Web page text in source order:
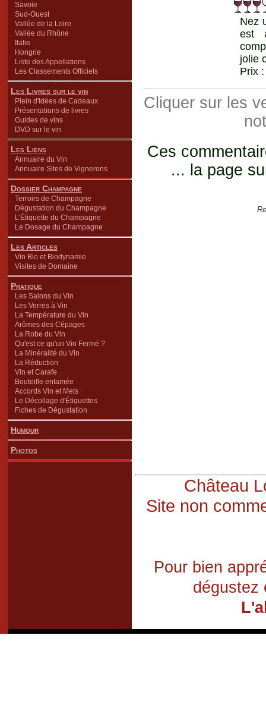
Savoie
Sud-Ouest
Vallée de la Loire
Vallée du Rhône
Italie
Hongrie
Liste des Appellations
Les Classements Officiels
Les Livres sur le vin
Plein d'Idées de Cadeaux
Présentations de livres
Guides de vins
DVD sur le vin
Les Liens
Annuaire du Vin
Annuaire Sites de Vignerons
Dossier Champagne
Terroirs de Champagne
Dégustation du Champagne
L'Étiquette du Champagne
Le Dosage du Champagne
Les Articles
Vin Bio et Biodynamie
Visites de Domaine
Pratique
Les Salons du Vin
Les Verres à Vin
La Température du Vin
Arômes des Cépages
La Robe du Vin
Qu'est ce qu'un Vin Fermé ?
La Minéralité du Vin
La Réduction
Vin et Carafe
Bouteille entamée
Accords Vin et Mets
Le Décollage d'Étiquettes
Fiches de Dégustation
Humour
Photos
Nez
est
jolie
Prix
Cliquer sur les
Ces
... la page
Château
Site non
Pour bien
dégustez